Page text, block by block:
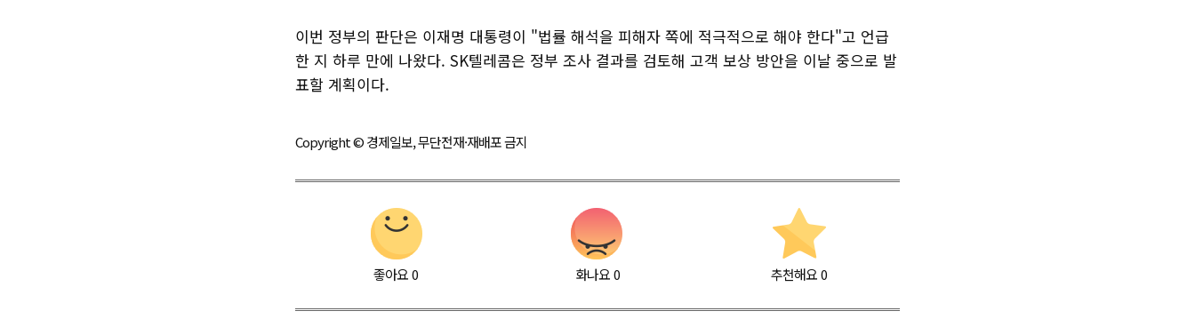
이번 정부의 판단은 이재명 대통령이 "법률 해석을 피해자 쪽에 적극적으로 해야 한다"고 언급
한 지 하루 만에 나왔다. SK텔레콤은 정부 조사 결과를 검토해 고객 보상 방안을 이날 중으로 발
표할 계획이다.
Copyright © 경제일보, 무단전재·재배포 금지
좋아요 0 화나요0 추천해요0